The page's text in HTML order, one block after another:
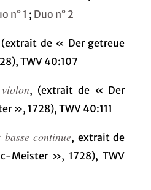
n° 1 ; Duo n° 2
(extrait de « Der getreue
TWV 40:107
, (extrait de « Der
», 1728), TWV 40:111
continue, extrait de
Meister », 1728), TWV